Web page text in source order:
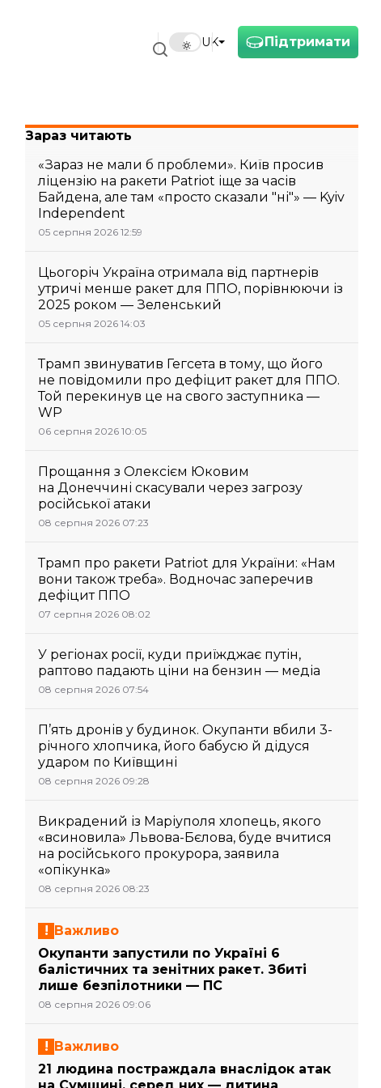
Підтримати
UK
Зараз читають
«Зараз не мали б проблеми». Київ просив
ліцензію на ракети Patriot іще за часів
Байдена, але там «просто сказали "ні"» — Kyiv
Independent
05 серпня 2026 12:59
Цьогоріч Україна отримала від партнерів
утричі менше ракет для ППО, порівнюючи із
2025 роком — Зеленський
05 серпня 2026 14:03
Трамп звинуватив Гегсета в тому, що його
не повідомили про дефіцит ракет для ППО.
Той перекинув це на свого заступника —
WP
06 серпня 2026 10:05
Прощання з Олексієм Юковим
на Донеччині скасували через загрозу
російської атаки
08 серпня 2026 07:23
Трамп про ракети Patriot для України: «Нам
вони також треба». Водночас заперечив
дефіцит ППО
07 серпня 2026 08:02
У регіонах росії, куди приїжджає путін,
раптово падають ціни на бензин — медіа
08 серпня 2026 07:54
П’ять дронів у будинок. Окупанти вбили 3-
річного хлопчика, його бабусю й дідуся
ударом по Київщині
08 серпня 2026 09:28
Викрадений із Маріуполя хлопець, якого
«всиновила» Львова-Бєлова, буде вчитися
на російського прокурора, заявила
«опікунка»
08 серпня 2026 08:23
Важливо
Окупанти запустили по Україні 6
балістичних та зенітних ракет. Збиті
лише безпілотники — ПС
08 серпня 2026 09:06
Важливо
21 людина постраждала внаслідок атак